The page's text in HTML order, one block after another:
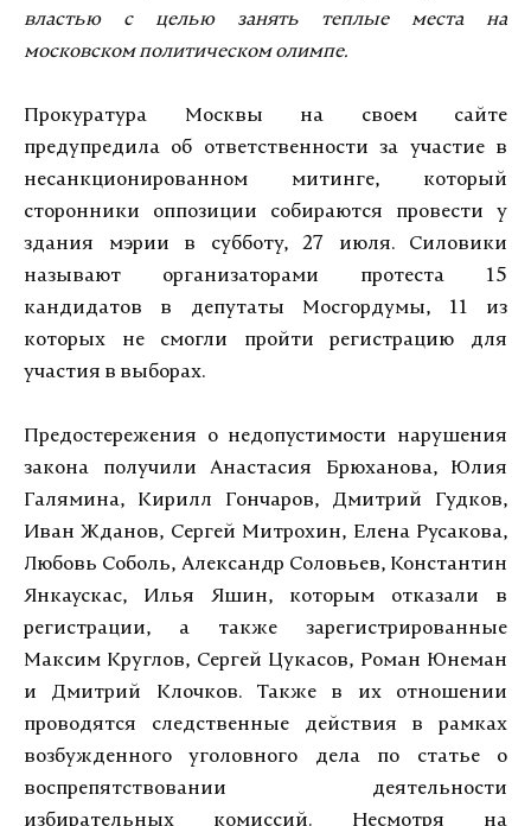
властью с целью занять теплые места на
московском политическом олимпе.
Прокуратура Москвы на своем сайте
предупредила об ответственности за участие в
несанкционированном митинге, который
сторонники оппозиции собираются провести у
здания мэрии в субботу, 27 июля. Силовики
называют организаторами протеста 15
кандидатов в депутаты Мосгордумы, 11 из
которых не смогли пройти регистрацию для
участия в выборах.
Предостережения о недопустимости нарушения
закона получили Анастасия Брюханова, Юлия
Галямина, Кирилл Гончаров, Дмитрий Гудков,
Иван Жданов, Сергей Митрохин, Елена Русакова,
Любовь Соболь, Александр Соловьев, Константин
Янкаускас, Илья Яшин, которым отказали в
регистрации, а также зарегистрированные
Максим Круглов, Сергей Цукасов, Роман Юнеман
и Дмитрий Клочков. Также в их отношении
проводятся следственные действия в рамках
возбужденного уголовного дела по статье о
воспрепятствовании деятельности
избирательных комиссий. Несмотря на